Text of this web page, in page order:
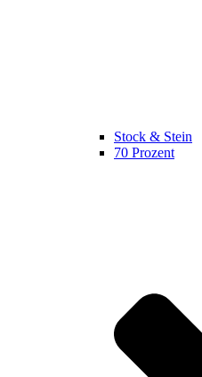
Stock & Stein
70 Prozent